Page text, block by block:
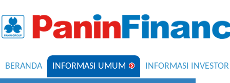
BERANDA INFORMASI UMUM INFORMASI INVESTOR